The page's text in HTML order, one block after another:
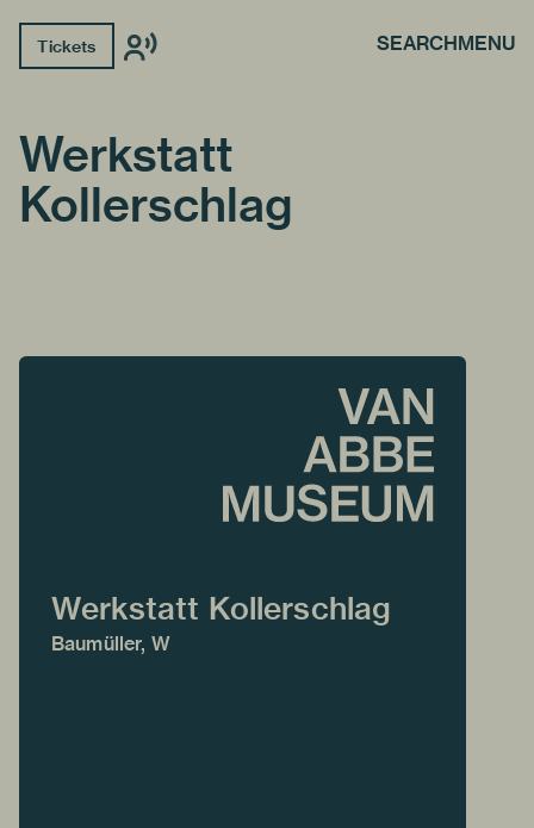
Tickets SEARCHMENU
Werkstatt
Kollerschlag
Werkstatt Kollerschlag
Baumüller, W